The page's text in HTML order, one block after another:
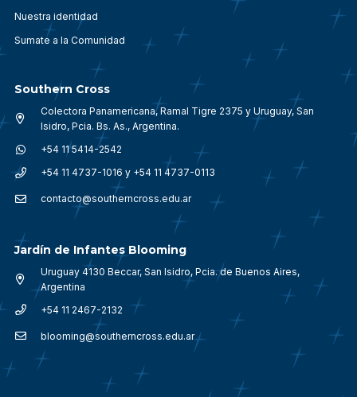
Nuestra identidad
Sumate a la Comunidad
Southern Cross
Colectora Panamericana, Ramal Tigre 2375 y Uruguay, San
Isidro, Pcia. Bs. As., Argentina.
+54 11 5414-2542
+54 11 4737-1016 y +54 11 4737-0113
contacto@southerncross.edu.ar
Jardín de Infantes Blooming
Uruguay 4130 Beccar, San Isidro, Pcia. de Buenos Aires,
Argentina
+54 11 2467-2132
blooming@southerncross.edu.ar